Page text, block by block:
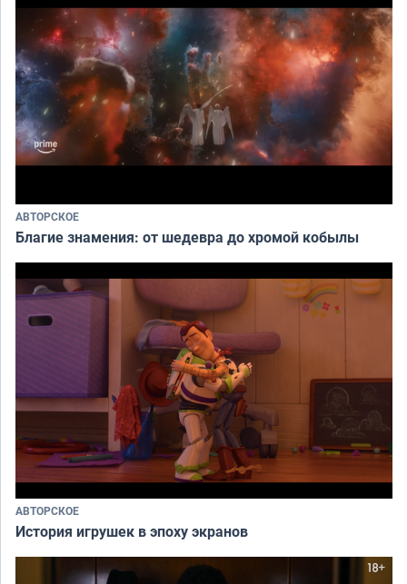
АВТОРСКОЕ
Благие знамения: от шедевра до хромой кобылы
АВТОРСКОЕ
История игрушек в эпоху экранов